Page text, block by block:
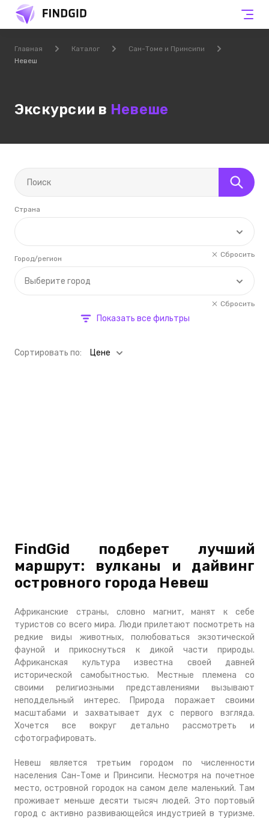
Главная Каталог
Сан-Томе и Принсипи
Невеш
Экскурсии в Невеше
Страна
Сбросить
Выберите город
Город/регион
Сбросить
Показать все фильтры
Cортировать по: Цене
FindGid подберет лучший
маршрут: вулканы и дайвинг
островного города Невеш
Африканские страны, словно магнит, манят к себе
туристов со всего мира. Люди прилетают посмотреть на
редкие виды животных, полюбоваться экзотической
фауной и прикоснуться к дикой части природы.
Африканская культура известна своей давней
исторической самобытностью. Местные племена со
своими религиозными представлениями вызывают
неподдельный интерес. Природа поражает своими
масштабами и захватывает дух с первого взгляда.
Хочется все вокруг детально рассмотреть и
сфотографировать.
Невеш является третьим городом по численности
населения Сан-Томе и Принсипи. Несмотря на почетное
место, островной городок на самом деле маленький. Там
проживает меньше десяти тысяч людей. Это портовый
город с активно развивающейся индустрией в туризме.